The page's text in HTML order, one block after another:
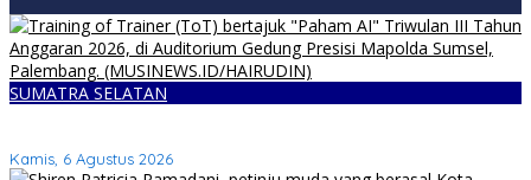
SUMATRA SELATAN
Kamis, 6 Agustus 2026